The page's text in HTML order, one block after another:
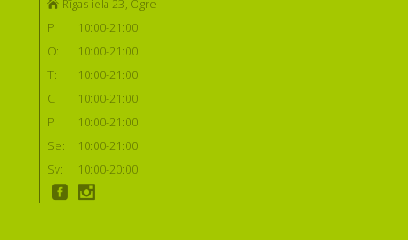
Rīgas iela 23, Ogre
P:
10:00-21:00
O:
10:00-21:00
T:
10:00-21:00
C:
10:00-21:00
P:
10:00-21:00
Se:
10:00-21:00
Sv:
10:00-20:00